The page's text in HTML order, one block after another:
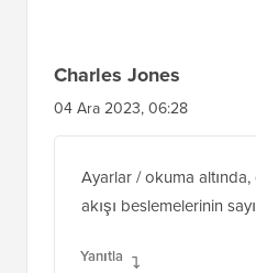
Charles Jones
04 Ara 2023, 06:28
Ayarlar / okuma
akışı beslemelerinin
Yanıtla